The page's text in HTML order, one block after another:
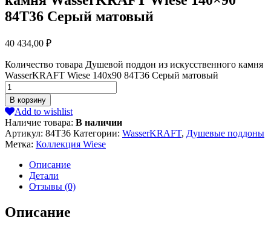
84T36 Серый матовый
40 434,00 ₽
Количество товара Душевой поддон из искусственного камня
WasserKRAFT Wiese 140x90 84T36 Серый матовый
В корзину
Add to wishlist
Наличие товара: В наличии
Артикул: 84T36 Категории: WasserKRAFT, Душевые поддоны
Метка: Коллекция Wiese
Описание
Детали
Отзывы (0)
Описание